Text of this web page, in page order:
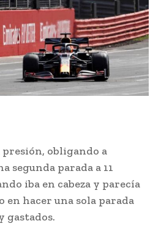
presión, obligando a
segunda parada a 11
iba en cabeza y parecía
en hacer una sola parada
gastados.